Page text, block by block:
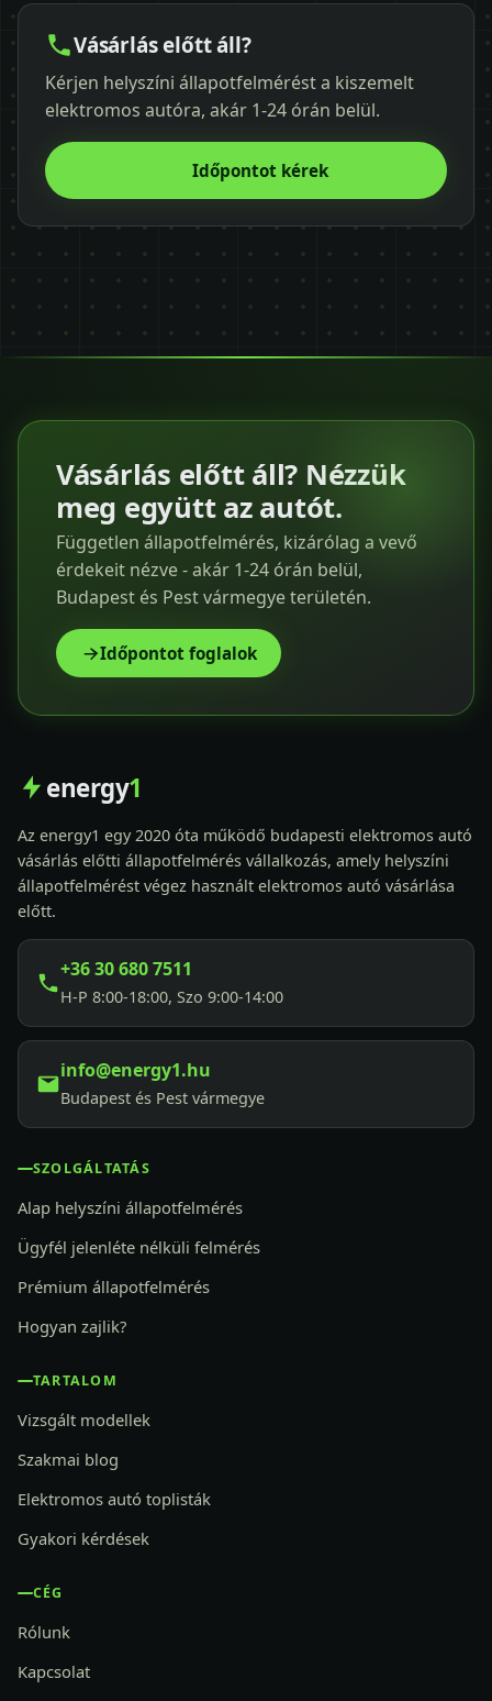
Vásárlás előtt áll?
Kérjen helyszíni állapotfelmérést a kiszemelt
elektromos autóra, akár 1-24 órán belül.
Időpontot kérek
Vásárlás előtt áll? Nézzük
meg együtt az autót.
Független állapotfelmérés, kizárólag a vevő
érdekeit nézve - akár 1-24 órán belül,
Budapest és Pest vármegye területén.
Időpontot foglalok
energy1
Az energy1 egy 2020 óta működő budapesti elektromos autó
vásárlás előtti állapotfelmérés vállalkozás, amely helyszíni
állapotfelmérést végez használt elektromos autó vásárlása
előtt.
+36 30 680 7511
H-P 8:00-18:00, Szo 9:00-14:00
info@energy1.hu
Budapest és Pest vármegye
SZOLGÁLTATÁS
Alap helyszíni állapotfelmérés
Ügyfél jelenléte nélküli felmérés
Prémium állapotfelmérés
Hogyan zajlik?
TARTALOM
Vizsgált modellek
Szakmai blog
Elektromos autó toplisták
Gyakori kérdések
CÉG
Rólunk
Kapcsolat